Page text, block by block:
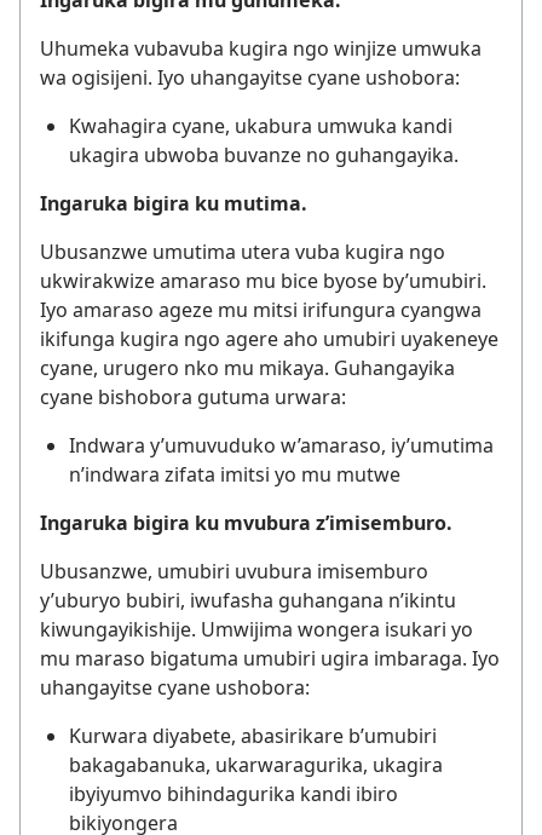
Uhumeka vubavuba kugira ngo winjize umwuka
wa ogisijeni. Iyo uhangayitse cyane ushobora:
Kwahagira cyane, ukabura umwuka kandi
ukagira ubwoba buvanze no guhangayika.
Ingaruka bigira ku mutima.
Ubusanzwe umutima utera vuba kugira ngo
ukwirakwize amaraso mu bice byose by’umubiri.
Iyo amaraso ageze mu mitsi irifungura cyangwa
ikifunga kugira ngo agere aho umubiri uyakeneye
cyane, urugero nko mu mikaya. Guhangayika
cyane bishobora gutuma urwara:
Indwara y’umuvuduko w’amaraso, iy’umutima
n’indwara zifata imitsi yo mu mutwe
Ingaruka bigira ku mvubura z’imisemburo.
Ubusanzwe, umubiri uvubura imisemburo
y’uburyo bubiri, iwufasha guhangana n’ikintu
kiwungayikishije. Umwijima wongera isukari yo
mu maraso bigatuma umubiri ugira imbaraga. Iyo
uhangayitse cyane ushobora:
Kurwara diyabete, abasirikare b’umubiri
bakagabanuka, ukarwaragurika, ukagira
ibyiyumvo bihindagurika kandi ibiro
bikiyongera